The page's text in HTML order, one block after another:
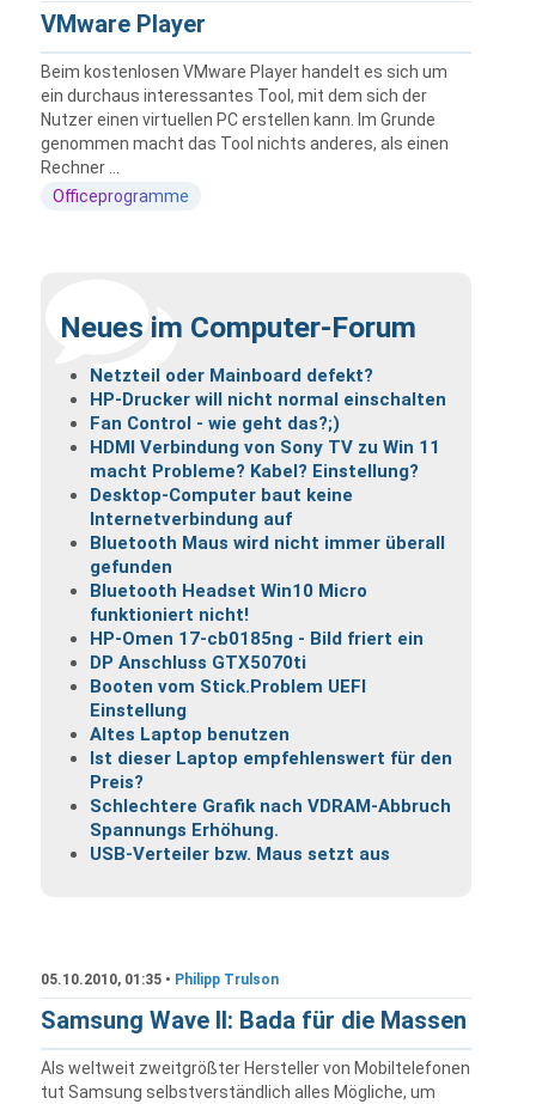
VMware Player
Beim kostenlosen VMware Player handelt es sich um
ein durchaus interessantes Tool, mit dem sich der
Nutzer einen virtuellen PC erstellen kann. Im Grunde
genommen macht das Tool nichts anderes, als einen
Rechner ...
Officeprogramme
Neues im Computer-Forum
Netzteil oder Mainboard defekt?
HP-Drucker will nicht normal einschalten
Fan Control - wie geht das?;)
HDMI Verbindung von Sony TV zu Win 11
macht Probleme? Kabel? Einstellung?
Desktop-Computer baut keine
Internetverbindung auf
Bluetooth Maus wird nicht immer überall
gefunden
Bluetooth Headset Win10 Micro
funktioniert nicht!
HP-Omen 17-cb0185ng - Bild friert ein
DP Anschluss GTX5070ti
Booten vom Stick.Problem UEFI
Einstellung
Altes Laptop benutzen
Ist dieser Laptop empfehlenswert für den
Preis?
Schlechtere Grafik nach VDRAM-Abbruch
Spannungs Erhöhung.
USB-Verteiler bzw. Maus setzt aus
05.10.2010, 01:35 • Philipp Trulson
Samsung Wave II: Bada für die Massen
Als weltweit zweitgrößter Hersteller von Mobiltelefonen
tut Samsung selbstverständlich alles Mögliche, um